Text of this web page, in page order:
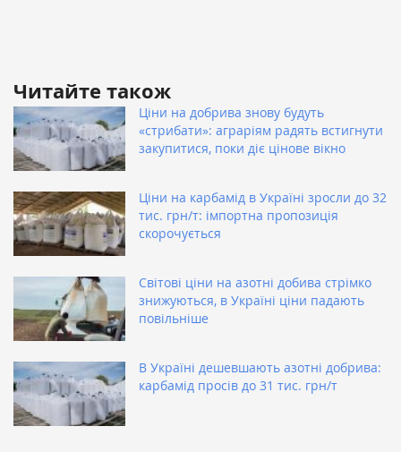
Читайте також
Ціни на добрива знову будуть
«стрибати»: аграріям радять встигнути
закупитися, поки діє цінове вікно
Ціни на карбамід в Україні зросли до 32
тис. грн/т: імпортна пропозиція
скорочується
Світові ціни на азотні добива стрімко
знижуються, в Україні ціни падають
повільніше
В Україні дешевшають азотні добрива:
карбамід просів до 31 тис. грн/т